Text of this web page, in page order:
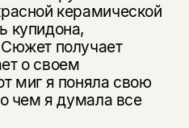
керамической
купидона,
получает
о своем
миг я поняла свою
чем я думала все